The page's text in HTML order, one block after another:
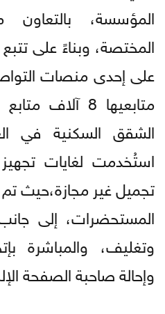
المؤسسة، بالتعاون
المختصة، وبناءً على
على إحدى منصات
متابعيها 8
الشقق السكنية في
استُخدمت لغايات
تجميل غير مجازة،حيث
المستحضرات، إلى
وتغليف، والمباشرة
وإحالة صاحبة الصفحة